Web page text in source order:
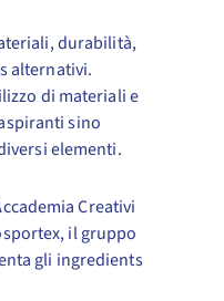
durabilità,
alternativi.
di materiali e
sino
elementi.
Creativi
il gruppo
gli ingredients